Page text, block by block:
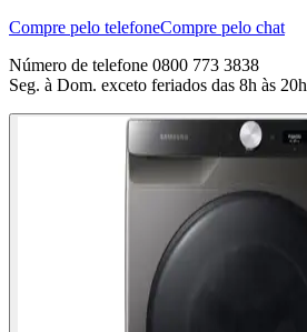
Compre pelo telefoneCompre pelo chat
Número de telefone 0800 773 3838
Seg. à Dom. exceto feriados das 8h às 20h